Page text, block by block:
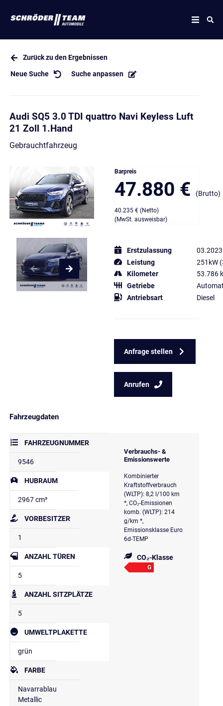
Zurück zu den Ergebnissen
Neue Suche Suche anpassen
Audi SQ5 3.0 TDI quattro Navi Keyless Luft
21 Zoll 1.Hand
Gebrauchtfahrzeug
Barpreis
47.880 € (Brutto)
40.235 € (Netto)
(MwSt. ausweisbar)
Erstzulassung
03.2023
Leistung
251kW
Kilometer
53.786
Getriebe
Antriebsart
Diesel
Anfrage stellen
Anrufen
Fahrzeugdaten
FAHRZEUGNUMMER
9546
HUBRAUM
2967 cm³
VORBESITZER
1
ANZAHL TÜREN
5
ANZAHL SITZPLÄTZE
5
UMWELTPLAKETTE
grün
FARBE
Navarrablau
Metallic
Verbrauchs- &
Emissionswerte
Kombinierter
Kraftstoffverbrauch
(WLTP): 8,2 l/100 km
*, CO₂-Emissionen
komb. (WLTP): 214
g/km *,
Emissionsklasse Euro
6d-TEMP
CO₂-Klasse
G